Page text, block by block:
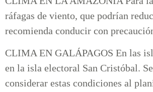
ráfagas de viento, que podrían
recomienda conducir con
CLIMA EN GALÁPAGOS En las
en la isla electoral San Cristóbal.
considerar estas condiciones al